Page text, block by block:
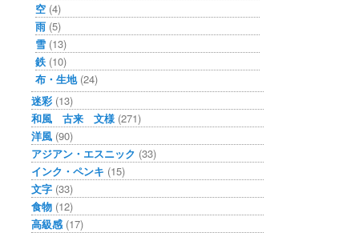
空 (4)
雨 (5)
雪 (13)
鉄 (10)
布・生地(24)
迷彩 (13)
和風 古来 文様 (271)
洋風 (90)
アジアン・エスニック (33)
インク・ペンキ (15)
文字 (33)
食物 (12)
高級感 (17)